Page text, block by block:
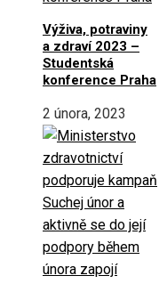
Výživa, potraviny
a zdraví 2023 –
Studentská
konference Praha
2 února, 2023